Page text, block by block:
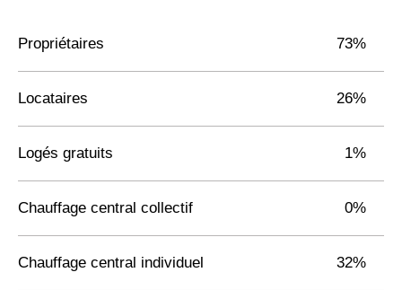
Propriétaires 73%
Locataires 26%
Logés gratuits 1%
Chauffage central collectif 0%
Chauffage central individuel 32%